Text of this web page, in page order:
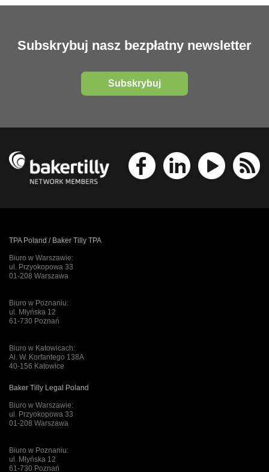
Subskrybuj nasz bezpłatny newsletter
Subskrybuj
TPA Poland / Baker Tilly TPA
Biuro w Warszawie:
ul. Przyokopowa 33
01-208 Warszawa
Biuro w Poznaniu:
ul. Młyńska 12
61-730 Poznań
Biuro w Katowicach:
Al. W. Korfantego 138A
40-156 Katowice
Baker Tilly Legal Poland
Biuro w Warszawie:
ul. Przyokopowa 33
01-208 Warszawa
Biuro w Poznaniu:
ul. Młyńska 12
61-730 Poznań